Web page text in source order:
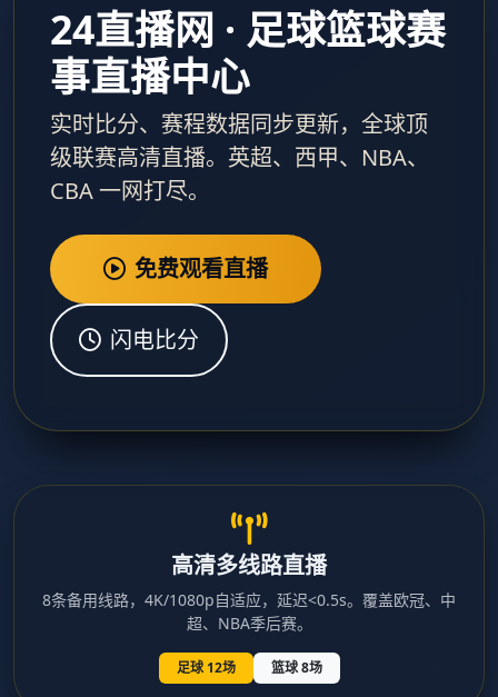
24直播网 · 足球篮球赛
事直播中心
实时比分、赛程数据同步更新，全球顶
级联赛高清直播。英超、西甲、NBA、
CBA 一网打尽。
免费观看直播
闪电比分
高清多线路直播
8条备用线路，4K/1080p自适应，延迟<0.5s。覆盖欧冠、中
超、NBA季后赛。
足球 12场 篮球 8场